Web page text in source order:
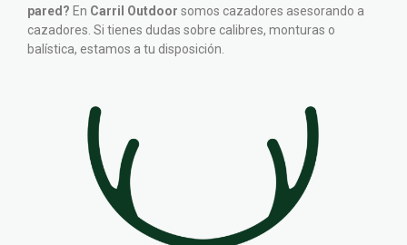
pared? En Carril Outdoor somos cazadores asesorando a
cazadores. Si tienes dudas sobre calibres, monturas o
balística, estamos a tu disposición.